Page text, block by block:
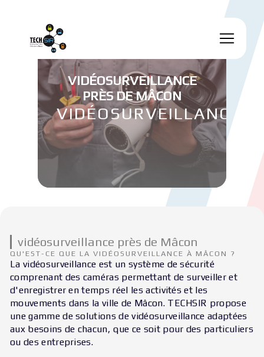
VIDÉOSURVEILLANCE
PRÈS DE MÂCON
VIDÉOSURVEILLANCE
vidéosurveillance près de Mâcon
QU'EST-CE QUE LA VIDÉOSURVEILLANCE À MÂCON ?
La vidéosurveillance est un système de sécurité
comprenant des caméras permettant de surveiller et
d'enregistrer en temps réel les activités et les
mouvements dans la ville de Mâcon. TECHSIR propose
une gamme de solutions de vidéosurveillance adaptées
aux besoins de chacun, que ce soit pour des particuliers
ou des entreprises.